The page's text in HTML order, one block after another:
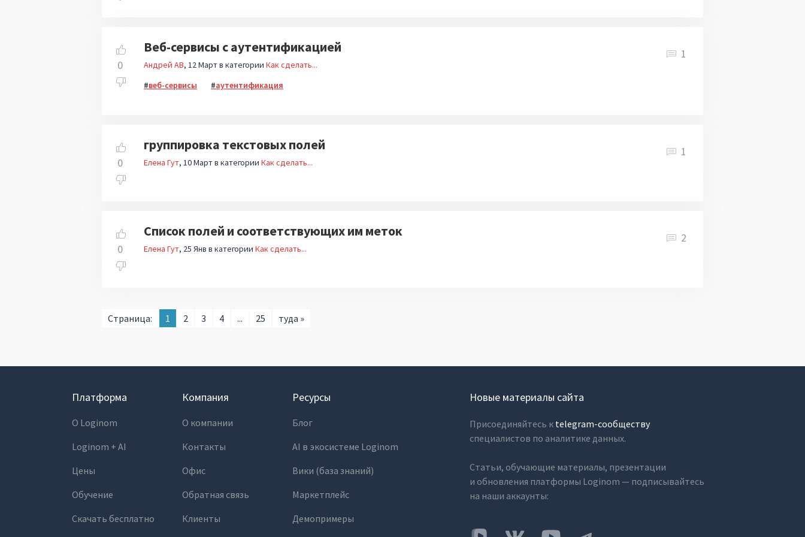
0
1
Веб-сервисы с аутентификацией
Андрей АВ 12 Мартв категории Как сделать...
веб-сервисы
аутентификация
0
1
группировка текстовых полей
Елена Гут 10 Мартв категории Как сделать...
0
2
Список полей и соответствующих им меток
Елена Гут 25 Янв в категории Как сделать...
Страница: 1 2 3 4 ... 25 туда »
Платформа
О Loginom
Loginom + AI
Цены
Обучение
Скачать бесплатно
Компания
О компании
Контакты
Офис
Обратная связь
Клиенты
Ресурсы
Блог
AI в экосистеме Loginom
Вики (база знаний)
Маркетплейс
Демопримеры
Новые материалы сайта
Присоединяйтесь к telegram-сообществу
специалистов по аналитике данных.
Статьи, обучающие материалы, презентации
и обновления платформы Loginom — подписывайтесь
на наши аккаунты: